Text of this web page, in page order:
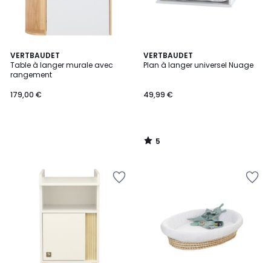
VERTBAUDET
Table à langer murale avec
rangement
179,00 €
VERTBAUDET
Plan à langer universel Nuage
49,99 €
5
/
5
/